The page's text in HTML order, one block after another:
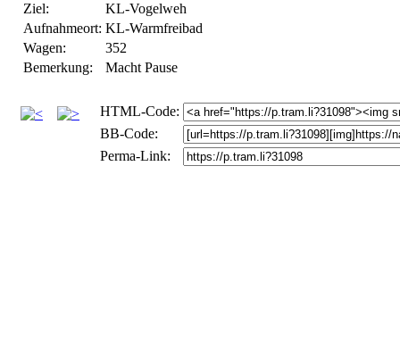
Ziel:
KL-Vogelweh
Aufnahmeort: KL-Warmfreibad
Wagen:
352
Bemerkung:
Macht Pause
HTML-Code:
BB-Code:
Perma-Link: